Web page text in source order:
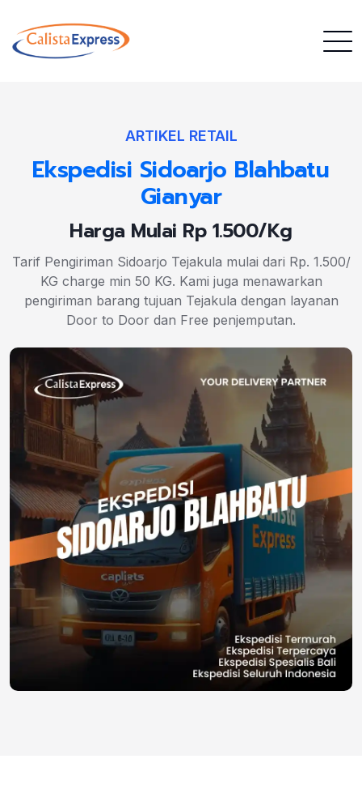
ARTIKEL RETAIL
Ekspedisi Sidoarjo Blahbatu
Gianyar
Harga Mulai Rp 1.500/Kg
Tarif Pengiriman Sidoarjo Tejakula mulai dari Rp. 1.500/
KG charge min 50 KG. Kami juga menawarkan
pengiriman barang tujuan Tejakula dengan layanan
Door to Door dan Free penjemputan.